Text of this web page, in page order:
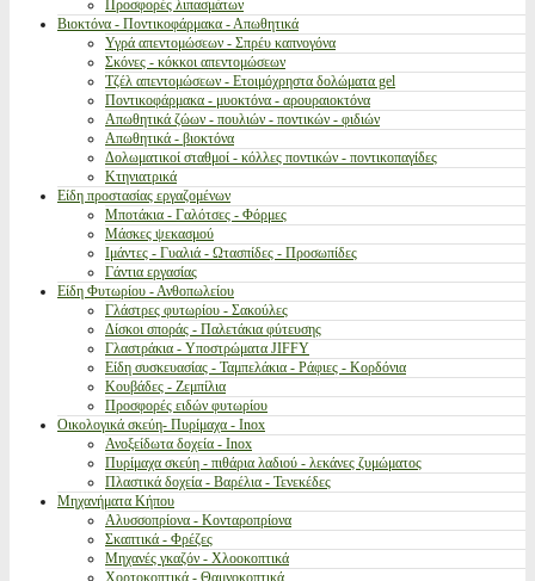
Προσφορές λιπασμάτων
Βιοκτόνα - Ποντικοφάρμακα - Απωθητικά
Υγρά απεντομώσεων - Σπρέυ καπνογόνα
Σκόνες - κόκκοι απεντομώσεων
Τζέλ απεντομώσεων - Ετοιμόχρηστα δολώματα gel
Ποντικοφάρμακα - μυοκτόνα - αρουραιοκτόνα
Απωθητικά ζώων - πουλιών - ποντικών - φιδιών
Απωθητικά - βιοκτόνα
Δολωματικοί σταθμοί - κόλλες ποντικών - ποντικοπαγίδες
Κτηνιατρικά
Είδη προστασίας εργαζομένων
Μποτάκια - Γαλότσες - Φόρμες
Μάσκες ψεκασμού
Ιμάντες - Γυαλιά - Ωτασπίδες - Προσωπίδες
Γάντια εργασίας
Είδη Φυτωρίου - Ανθοπωλείου
Γλάστρες φυτωρίου - Σακούλες
Δίσκοι σποράς - Παλετάκια φύτευσης
Γλαστράκια - Υποστρώματα JIFFY
Είδη συσκευασίας - Ταμπελάκια - Ράφιες - Κορδόνια
Κουβάδες - Ζεμπίλια
Προσφορές ειδών φυτωρίου
Οικολογικά σκεύη- Πυρίμαχα - Inox
Ανοξείδωτα δοχεία - Inox
Πυρίμαχα σκεύη - πιθάρια λαδιού - λεκάνες ζυμώματος
Πλαστικά δοχεία - Βαρέλια - Τενεκέδες
Μηχανήματα Κήπου
Αλυσσοπρίονα - Κονταροπρίονα
Σκαπτικά - Φρέζες
Μηχανές γκαζόν - Χλοοκοπτικά
Χορτοκοπτικά - Θαμνοκοπτικά